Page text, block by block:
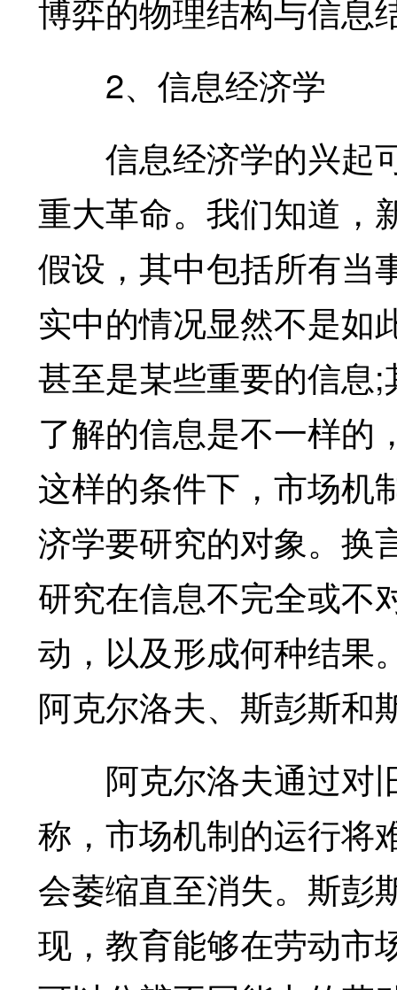
博弈的物理结构与信息
2、信息经济学
信息经济学的兴起
重大革命。我们知道，
假设，其中包括所有当
实中的情况显然不是如
甚至是某些重要的信息
了解的信息是不一样的
这样的条件下，市场机
济学要研究的对象。换
研究在信息不完全或不
动，以及形成何种结果
阿克尔洛夫、斯彭斯和
阿克尔洛夫通过对
称，市场机制的运行将
会萎缩直至消失。斯彭
现，教育能够在劳动市